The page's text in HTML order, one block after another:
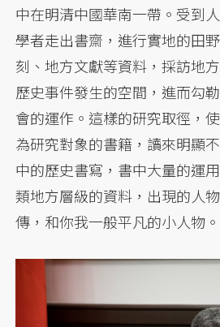
中在明清中國華南一帶。受到
學者走出書齋，進行實地的田
刻、地方文獻等資料，採訪地
歷史事件發生的空間，進而勾
會的運作。這樣的研究取徑，
為研究對象的書籍，讀來明顯
中的歷史書寫，書中大量的運
類地方層級的資料，出現的人
傳，和你我一般平凡的小人物。